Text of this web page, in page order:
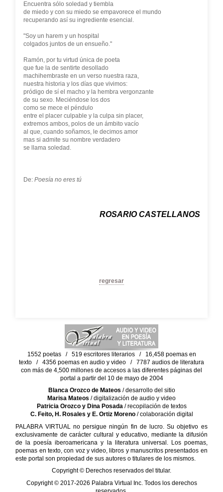
Encuentra sólo soledad y tiembla
de miedo y con su miedo se empavorece el mundo
recuperando así su ingrediente esencial.
"Soy un harem y un hospital
colgados juntos de un ensueño."
Ramón, por tu virtud única de poeta
que fue la de sentirte desollado
machihembraste en un verso nuestra raza,
nuestra historia y los días que vivimos:
pródigo de sí el macho y la hembra vergonzante
de su sexo. Meciéndose los dos
como se mece el péndulo
entre el placer culpable y la culpa sin placer,
extremos ambos, polos de un ámbito vacío
al que, cuando soñamos, le decimos amor
mas si admite su nombre verdadero
se llama soledad.
De: Poesía no eres tú
ROSARIO CASTELLANOS
regresar
1552 poetas / 519 escritores literarios / 16,458 poemas en
texto / 4356 poemas en audio y video / 7787 audios de literatura
con más de 4,500 millones de accesos a las diferentes páginas del
portal a partir del 10 de mayo de 2004
Blanca Orozco de Mateos / desarrollo del sitio
Marisa Mateos / digitalización de audio y video
Patricia Orozco y Dina Posada/ recopilación de textos
C. Feito, H. Rosales y E. Ortiz Moreno/ colaboración digital
PALABRA VIRTUAL no persigue ningún fin de lucro. Su objetivo es
exclusivamente de carácter cultural y educativo, mediante la difusión
de la poesía iberoamericana y la literatura universal. Los poemas,
poemas en texto, con voz y video, libros y manuscritos presentados en
este portal son propiedad de sus autores o titulares de los mismos.
Copyright © Derechos reservados del titular.
Copyright © 2017-2026 Palabra Virtual Inc. Todos los derechos